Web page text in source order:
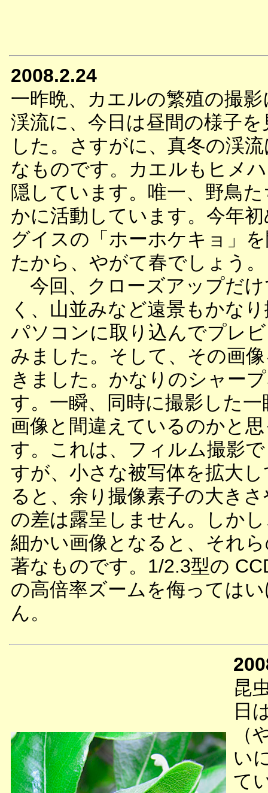
2008.2.24
一昨晩、カエルの繁殖の撮
渓流に、今日は昼間の様子
した。さすがに、真冬の渓
なものです。カエルもヒメ
隠しています。唯一、野鳥
かに活動しています。今年
グイスの「ホーホケキョ」
たから、やがて春でしょう。
今回、クローズアップだ
く、山並みなど遠景もかな
パソコンに取り込んでプレ
みました。そして、その画
きました。かなりのシャー
す。一瞬、同時に撮影した
画像と間違えているのかと
す。これは、フィルム撮影
すが、小さな被写体を拡大
ると、余り撮像素子の大き
の差は露呈しません。しか
細かい画像となると、それ
著なものです。1/2.3型の
の高倍率ズームを侮っては
ん。
昆
日
（
い
て